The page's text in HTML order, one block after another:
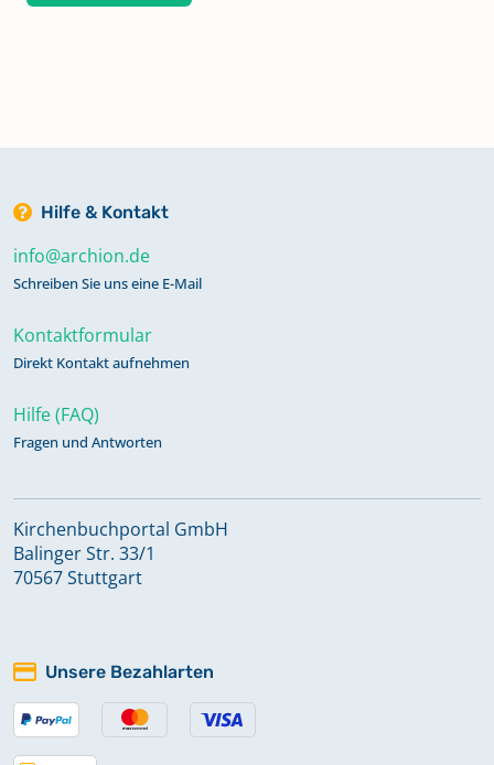
Hilfe & Kontakt
info@archion.de
Schreiben Sie uns eine E-Mail
Kontaktformular
Direkt Kontakt aufnehmen
Hilfe (FAQ)
Fragen und Antworten
Kirchenbuchportal GmbH
Balinger Str. 33/1
70567 Stuttgart
Unsere Bezahlarten